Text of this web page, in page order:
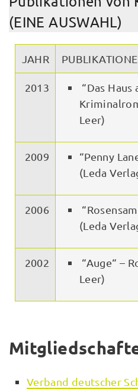
(EINE AUSWAHL)
JAHR
2013
“Das Haus
Leer)
2009
“Penny
(Leda
2006
(Leda
2002
“Auge“ –
Leer)
Verband deutscher